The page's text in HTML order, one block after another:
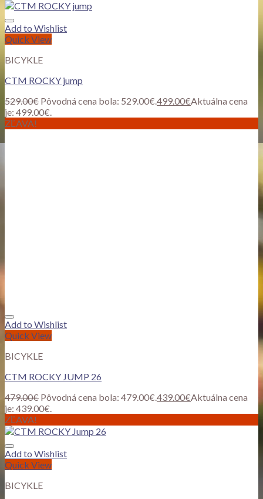
Add to Wishlist
Quick View
BICYKLE
CTM ROCKY jump
529.00€ Pôvodná cena bola: 529.00€.499.00€Aktuálna cena
je: 499.00€.
ZĽAVA!
Add to Wishlist
Quick View
BICYKLE
CTM ROCKY JUMP 26
479.00€ Pôvodná cena bola: 479.00€.439.00€Aktuálna cena
je: 439.00€.
ZĽAVA!
Add to Wishlist
Quick View
BICYKLE